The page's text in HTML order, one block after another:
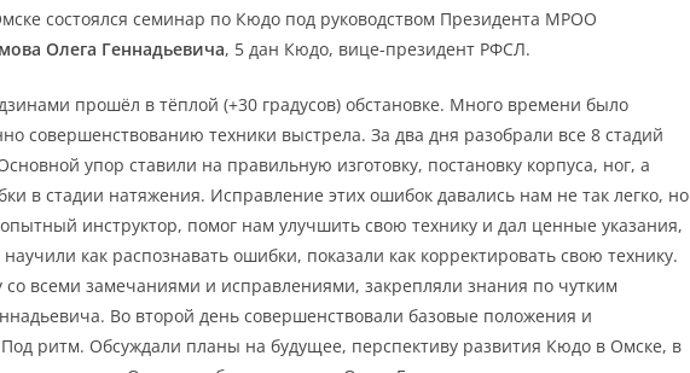
состоялся семинар по Кюдо под руководством Президента МРОО
Олега Геннадьевича, 5 дан Кюдо, вице-президент РФСЛ.
прошёл в тёплой (+30 градусов) обстановке. Много времени было
совершенствованию техники выстрела. За два дня разобрали все 8 стадий
упор ставили на правильную изготовку, постановку корпуса, ног, а
в стадии натяжения. Исправление этих ошибок давались нам не так легко, но
инструктор, помог нам улучшить свою технику и дал ценные указания,
как распознавать ошибки, показали как корректировать свою технику.
со всеми замечаниями и исправлениями, закрепляли знания по чутким
Во второй день совершенствовали базовые положения и
ритм. Обсуждали планы на будущее, перспективу развития Кюдо в Омске, в